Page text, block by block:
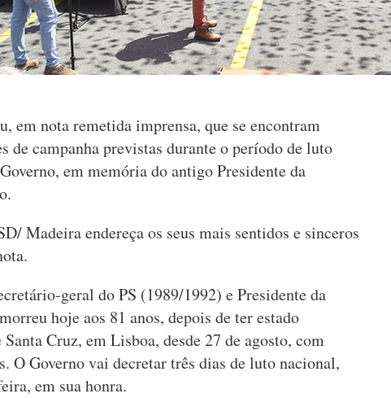
em nota remetida imprensa, que se encontram
de campanha previstas durante o período de luto
em memória do antigo Presidente da
Madeira endereça os seus mais sentidos e sinceros
geral do PS (1989/1992) e Presidente da
hoje aos 81 anos, depois de ter estado
Cruz, em Lisboa, desde 27 de agosto, com
O Governo vai decretar três dias de luto nacional,
em sua honra.